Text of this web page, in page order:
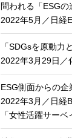
問われる「ESG
2022年5月／日
「SDGsを原動力
2022年3月29日／
ESG側面からの
2022年3月／日経
「女性活躍サー